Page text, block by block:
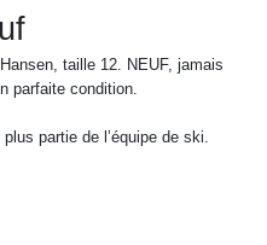
taille 12. NEUF, jamais
parfaite condition.
partie de l’équipe de ski.